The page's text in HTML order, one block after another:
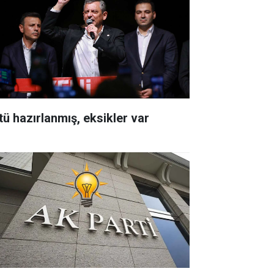
hazırlanmış, eksikler var